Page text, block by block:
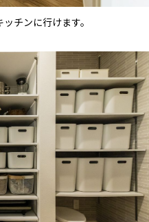
チンに行けます。